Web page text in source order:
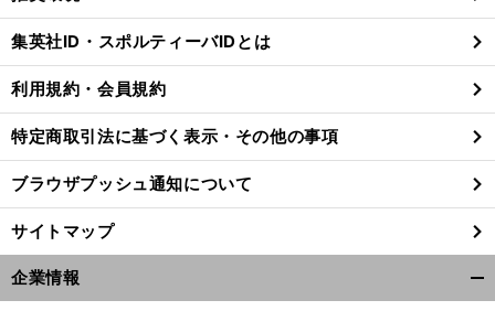
閉
る
集英社ID・スポルティーバIDとは
利用規約・会員規約
特定商取引法に基づく表示・その他の事項
ブラウザプッシュ通知について
サイトマップ
企業情報